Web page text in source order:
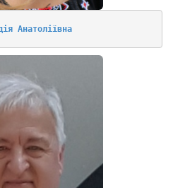
Анатоліївна